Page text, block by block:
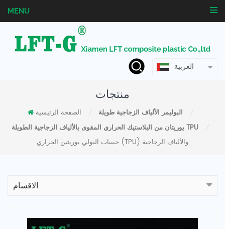
MENU
العربية
منتجات
الصفحة الرئيسية البوليمر الألياف الزجاجية طويلة
يوريتان من البلاستيك الحراري المقوى بالألياف الزجاجية الطويلة TPU
حبيبات البولي يوريثين الحراري (TPU) والألياف الزجاجية
الاقسام